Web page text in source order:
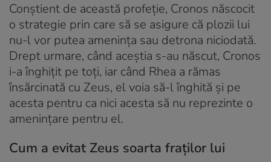
Conștient de această profeție, Cronos născocit
o strategie prin care să se asigure că plozii lui
nu-l vor putea amenința sau detrona niciodată.
Drept urmare, când aceștia s-au născut, Cronos
i-a înghițit pe toți, iar când Rhea a rămas
însărcinată cu Zeus, el voia să-l înghită și pe
acesta pentru ca nici acesta să nu reprezinte o
amenințare pentru el.
Cum a evitat Zeus soarta fraților lui